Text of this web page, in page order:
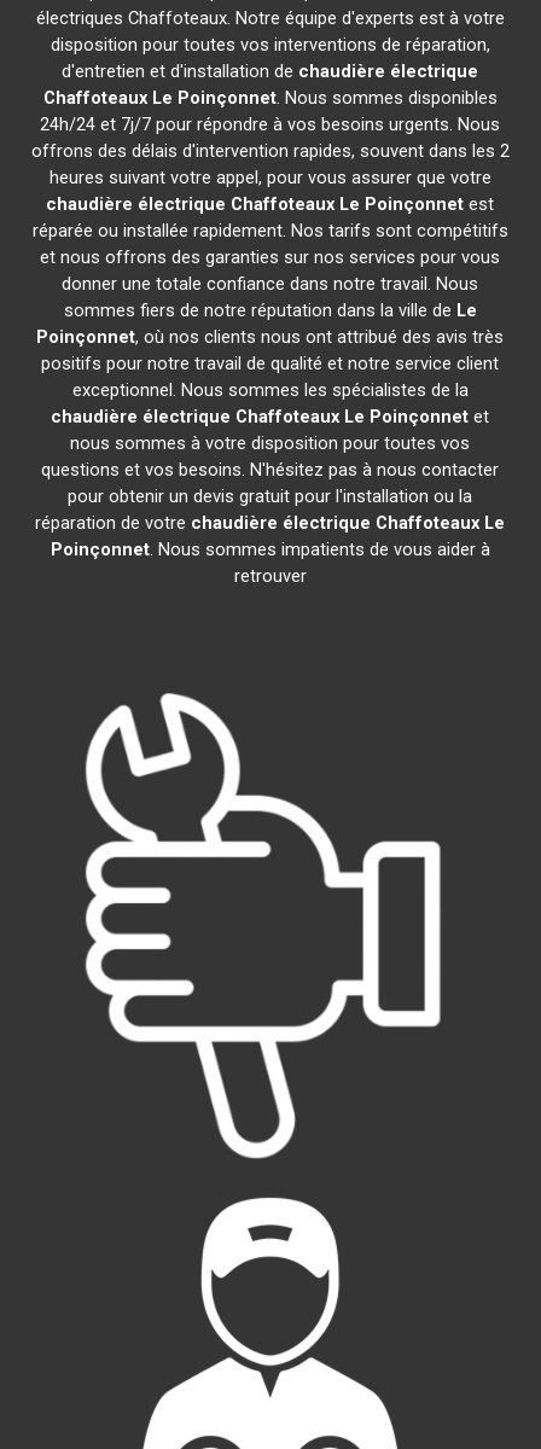
électriques Chaffoteaux. Notre équipe d'experts est à votre
disposition pour toutes vos interventions de réparation,
d'entretien et d'installation de chaudière électrique
Chaffoteaux Le Poinçonnet. Nous sommes disponibles
24h/24 et 7j/7 pour répondre à vos besoins urgents. Nous
offrons des délais d'intervention rapides, souvent dans les 2
heures suivant votre appel, pour vous assurer que votre
chaudière électrique Chaffoteaux Le Poinçonnet est
réparée ou installée rapidement. Nos tarifs sont compétitifs
et nous offrons des garanties sur nos services pour vous
donner une totale confiance dans notre travail. Nous
sommes fiers de notre réputation dans la ville de Le
Poinçonnet, où nos clients nous ont attribué des avis très
positifs pour notre travail de qualité et notre service client
exceptionnel. Nous sommes les spécialistes de la
chaudière électrique Chaffoteaux Le Poinçonnet et
nous sommes à votre disposition pour toutes vos
questions et vos besoins. N'hésitez pas à nous contacter
pour obtenir un devis gratuit pour l'installation ou la
réparation de votre chaudière électrique Chaffoteaux Le
Poinçonnet. Nous sommes impatients de vous aider à
retrouver